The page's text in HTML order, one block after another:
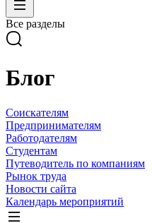
Все разделы
Блог
Соискателям
Предпринимателям
Работодателям
Студентам
Путеводитель по компаниям
Рынок труда
Новости сайта
Календарь мероприятий